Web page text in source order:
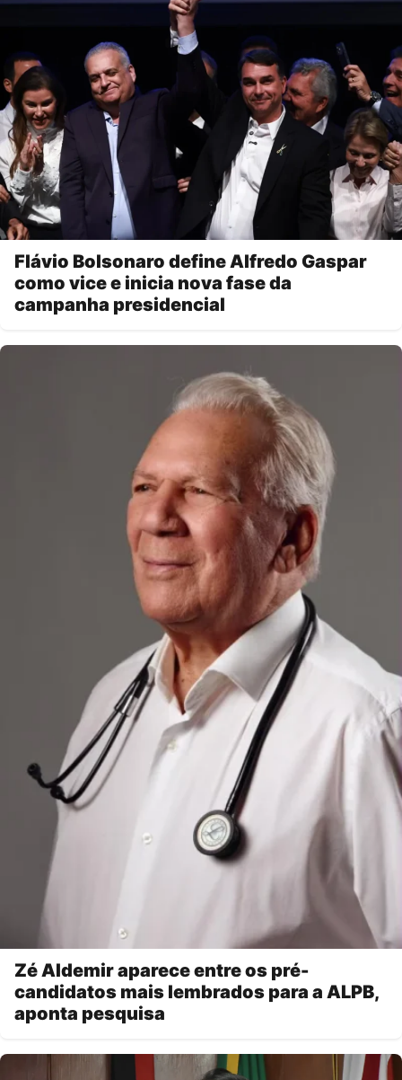
Flávio Bolsonaro define Alfredo Gaspar
como vice e inicia nova fase da
campanha presidencial
Zé Aldemir aparece entre os pré-
candidatos mais lembrados para a ALPB,
aponta pesquisa